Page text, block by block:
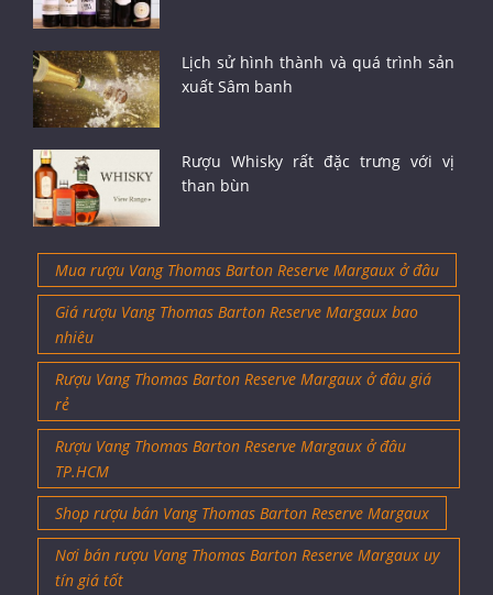
Lịch sử hình thành và quá trình sản
xuất Sâm banh
Rượu Whisky rất đặc trưng với vị
than bùn
Mua rượu Vang Thomas Barton Reserve Margaux ở đâu
Giá rượu Vang Thomas Barton Reserve Margaux bao
nhiêu
Rượu Vang Thomas Barton Reserve Margaux ở đâu giá
rẻ
Rượu Vang Thomas Barton Reserve Margaux ở đâu
TP.HCM
Shop rượu bán Vang Thomas Barton Reserve Margaux
Nơi bán rượu Vang Thomas Barton Reserve Margaux uy
tín giá tốt